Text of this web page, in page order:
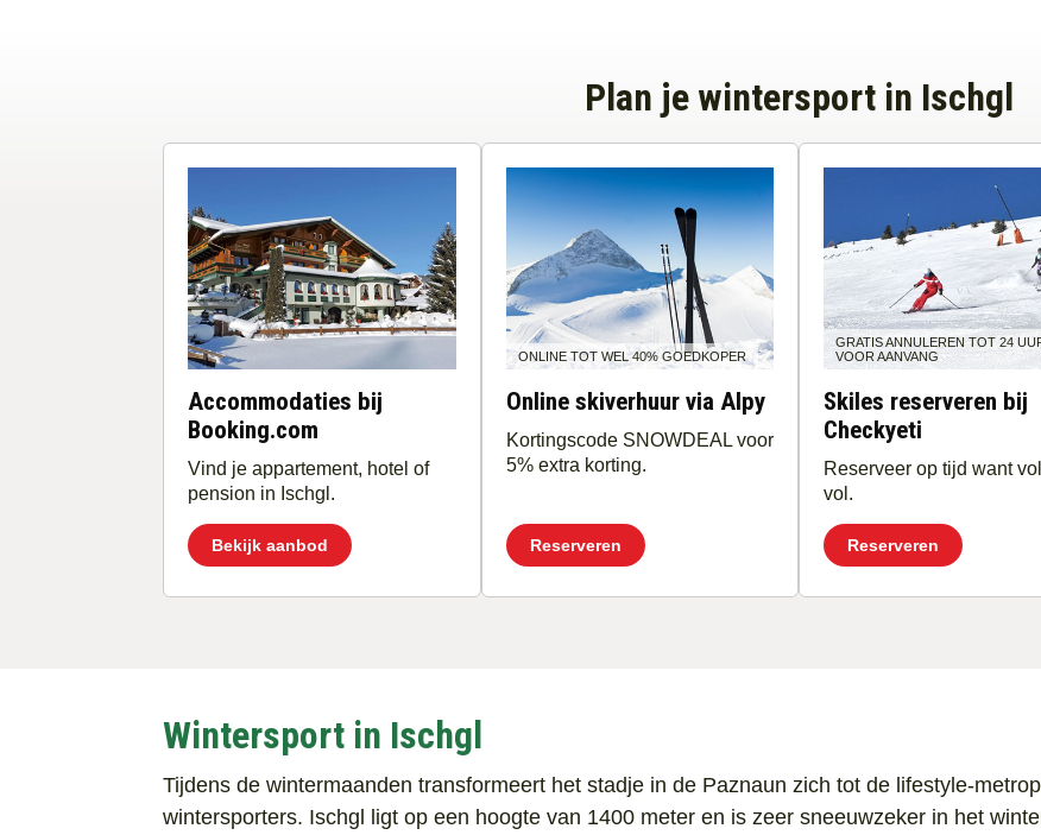
Plan je wintersport in Ischgl
Accommodaties bij
Booking.com
Vind je appartement, hotel of
pension in Ischgl.
Bekijk aanbod
ONLINE TOT WEL 40% GOEDKOPER
Online skiverhuur via Alpy
Kortingscode SNOWDEAL voor
5% extra korting.
Reserveren
GRATIS ANNULEREN TOT 24
VOOR AANVANG
Skiles reserveren bij
Checkyeti
Reserveer op tijd want
vol.
Reserveren
Wintersport in Ischgl
Tijdens de wintermaanden transformeert het stadje in de Paznaun zich tot de lifestyle-
wintersporters. Ischgl ligt op een hoogte van 1400 meter en is zeer sneeuwzeker in het